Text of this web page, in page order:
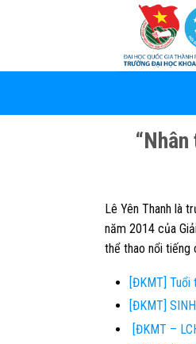
Lê Yên Thanh là
năm 2014 của
thể thao nổi tiếng
[ĐKMT]
[ĐKMT]
[ĐKMT –